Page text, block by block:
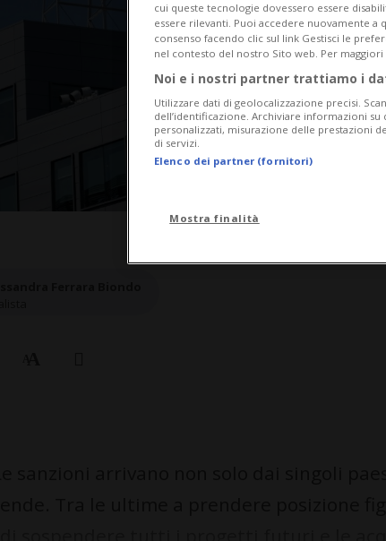
cui queste tecnologie dovessero essere
essere rilevanti. Puoi accedere nuovamente
consenso facendo clic sul link Gestisci le
nel contesto del nostro Sito web. Per
Noi e i nostri partner trattiamo i
Utilizzare dati di geolocalizzazione precisi.
dell’identificazione. Archiviare informazioni
personalizzati, misurazione delle prestazioni
di servizi.
Elenco dei partner (fornitori)
Mostra finalità